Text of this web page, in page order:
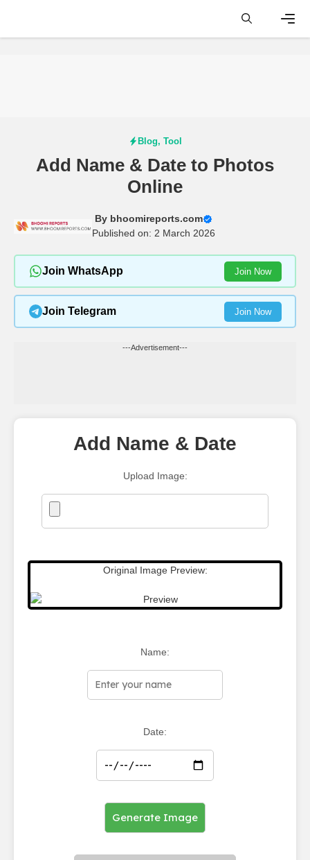
content
Blog, Tool
Add Name & Date to Photos
Online
By bhoomireports.com
Published on: 2 March 2026
Join WhatsApp Join Now
Join Telegram Join Now
---Advertisement---
Add Name & Date
Upload Image:
Original Image Preview:
Name:
Date:
Generate Image